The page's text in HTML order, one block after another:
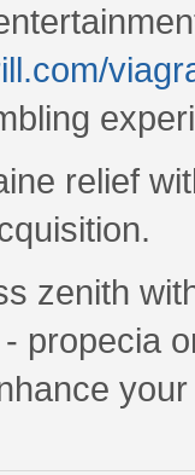
relief
zenith
- propecia